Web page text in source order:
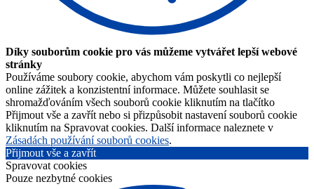
Díky souborům cookie pro vás můžeme vytvářet lepší webové
stránky
Používáme soubory cookie, abychom vám poskytli co nejlepší
online zážitek a konzistentní informace. Můžete souhlasit se
shromažďováním všech souborů cookie kliknutím na tlačítko
Přijmout vše a zavřít nebo si přizpůsobit nastavení souborů cookie
kliknutím na Spravovat cookies. Další informace naleznete v
Zásadách používání souborů cookies.
Přijmout vše a zavřít
Spravovat cookies
Pouze nezbytné cookies